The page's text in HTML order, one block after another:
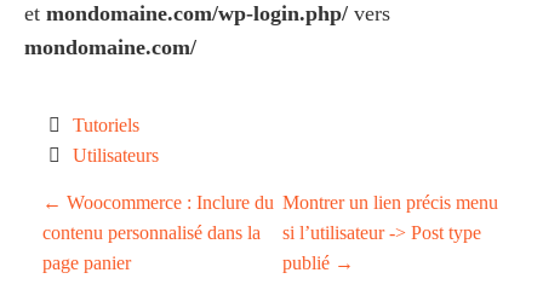
et mondomaine.com/wp-login.php/ vers
mondomaine.com/
Tutoriels
Utilisateurs
P
o
← Woocommerce : Inclure du
contenu personnalisé dans la
page panier
Montrer un lien précis menu
si l’utilisateur -> Post type
publié →